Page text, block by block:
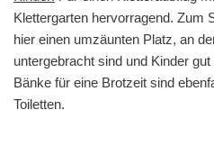
Klettergarten hervorragend. Zum
hier einen umzäunten Platz, an
untergebracht sind und Kinder
Bänke für eine Brotzeit sind
Toiletten.